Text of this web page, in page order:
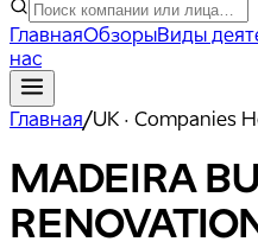
ГлавнаяОбзорыВиды
нас
Главная/UK · Companies
MADEIRA